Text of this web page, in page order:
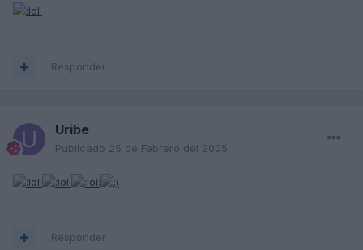
Responder
Uribe
Publicado 25 de Febrero del 2005
Responder